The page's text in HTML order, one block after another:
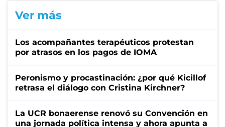
Ver más
Los acompañantes terapéuticos protestan
por atrasos en los pagos de IOMA
Peronismo y procastinación: ¿por qué Kicillof
retrasa el diálogo con Cristina Kirchner?
La UCR bonaerense renovó su Convención en
una jornada política intensa y ahora apunta a